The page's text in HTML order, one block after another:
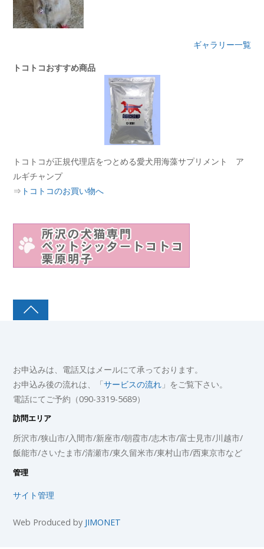
ギャラリー一覧
トコトコおすすめ商品
トコトコが正規代理店をつとめる愛犬用海藻サプリメント ア
ルギチャンプ
⇒ トコトコのお買い物へ
お申込みは、電話又はメールにて承っております。
お申込み後の流れは、「サービスの流れ 」をご覧下さい。
電話にてご予約（090-3319-5689）
訪問エリア
所沢市/狭山市/入間市/新座市/朝霞市/志木市/富士見市/川越市/
飯能市/さいたま市/清瀬市/東久留米市/東村山市/西東京市など
管理
サイト管理
Web Produced by JIMONET